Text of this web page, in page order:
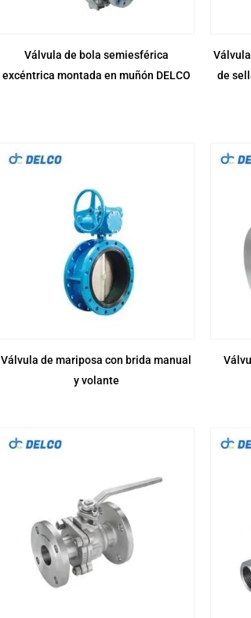
Válvula de bola semiesférica
excéntrica montada en muñón DELCO
de
Válvula de mariposa con brida manual
y volante